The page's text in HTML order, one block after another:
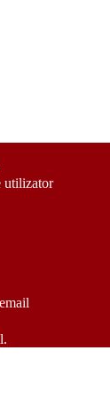
utilizator